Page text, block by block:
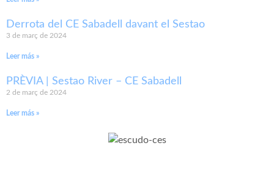
Derrota del CE Sabadell davant el Sestao
3 de març de 2024
Leer más »
PRÈVIA | Sestao River – CE Sabadell
2 de març de 2024
Leer más »